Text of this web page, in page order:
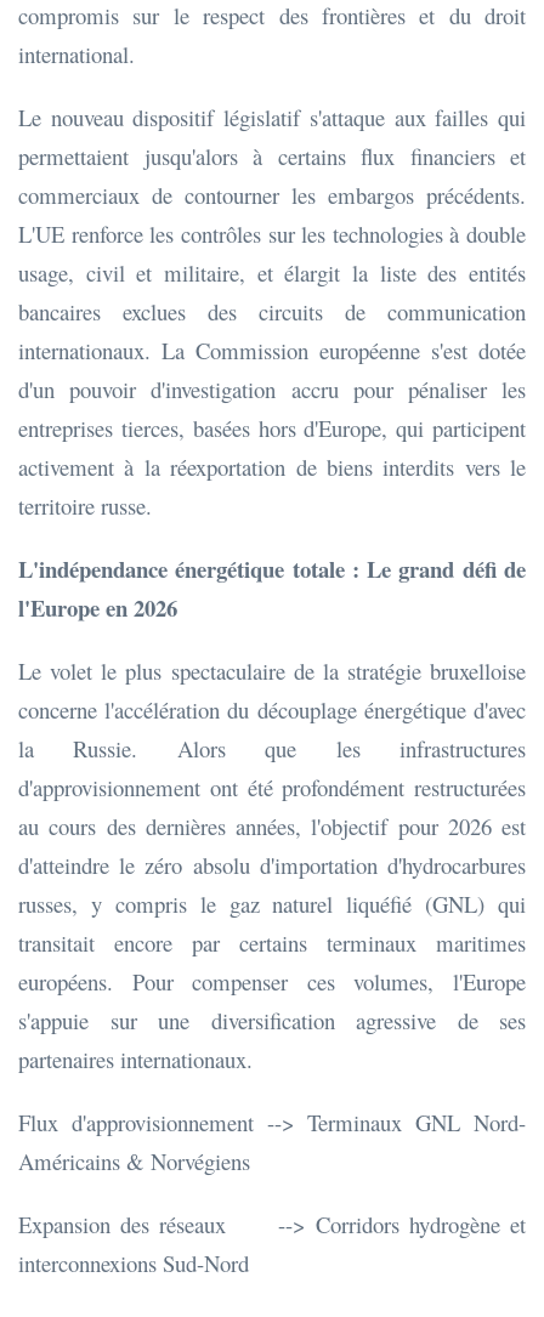
compromis sur le respect des frontières et du droit
international.
Le nouveau dispositif législatif s'attaque aux failles qui
permettaient jusqu'alors à certains flux financiers et
commerciaux de contourner les embargos précédents.
L'UE renforce les contrôles sur les technologies à double
usage, civil et militaire, et élargit la liste des entités
bancaires exclues des circuits de communication
internationaux. La Commission européenne s'est dotée
d'un pouvoir d'investigation accru pour pénaliser les
entreprises tierces, basées hors d'Europe, qui participent
activement à la réexportation de biens interdits vers le
territoire russe.
L'indépendance énergétique totale : Le grand défi de
l'Europe en 2026
Le volet le plus spectaculaire de la stratégie bruxelloise
concerne l'accélération du découplage énergétique d'avec
la Russie. Alors que les infrastructures
d'approvisionnement ont été profondément restructurées
au cours des dernières années, l'objectif pour 2026 est
d'atteindre le zéro absolu d'importation d'hydrocarbures
russes, y compris le gaz naturel liquéfié (GNL) qui
transitait encore par certains terminaux maritimes
européens. Pour compenser ces volumes, l'Europe
s'appuie sur une diversification agressive de ses
partenaires internationaux.
Flux d'approvisionnement --> Terminaux GNL Nord-
Américains & Norvégiens
Expansion des réseaux --> Corridors hydrogène et
interconnexions Sud-Nord